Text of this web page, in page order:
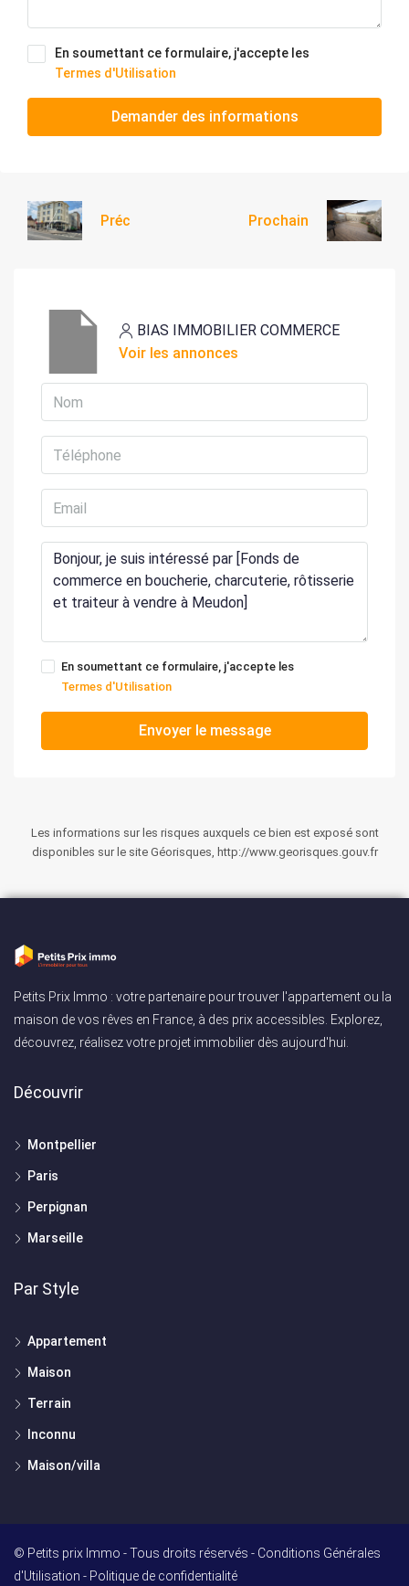
En soumettant ce formulaire, j'accepte les
Termes d'Utilisation
Demander des informations
Préc Prochain
BIAS IMMOBILIER COMMERCE
Voir les annonces
En soumettant ce formulaire, j'accepte les
Termes d'Utilisation
Envoyer le message
Les informations sur les risques auxquels ce bien est exposé sont
disponibles sur le site Géorisques, http://www.georisques.gouv.fr
Petits Prix Immo : votre partenaire pour trouver l'appartement ou la
maison de vos rêves en France, à des prix accessibles. Explorez,
découvrez, réalisez votre projet immobilier dès aujourd'hui.
Découvrir
Montpellier
Paris
Perpignan
Marseille
Par Style
Appartement
Maison
Terrain
Inconnu
Maison/villa
© Petits prix Immo - Tous droits réservés - Conditions Générales
d'Utilisation - Politique de confidentialité